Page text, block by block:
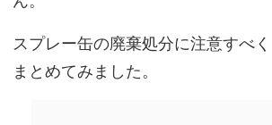
スプレー缶の廃棄処分に注意すべ
まとめてみました。